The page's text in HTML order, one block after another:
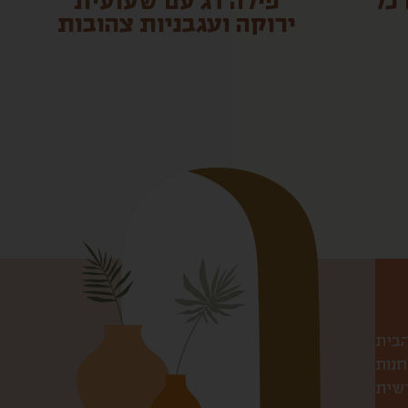
ירוקה ועגבניות צהובות
חנות